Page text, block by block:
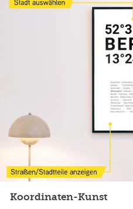
Koordinaten-Kunst